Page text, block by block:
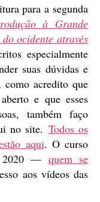
para a segunda
à Grande
ocidente através
especialmente
suas dúvidas e
como acredito que
e que esses
também faço
no site. Todos os
aqui. O curso
2020 — quem se
aos vídeos das